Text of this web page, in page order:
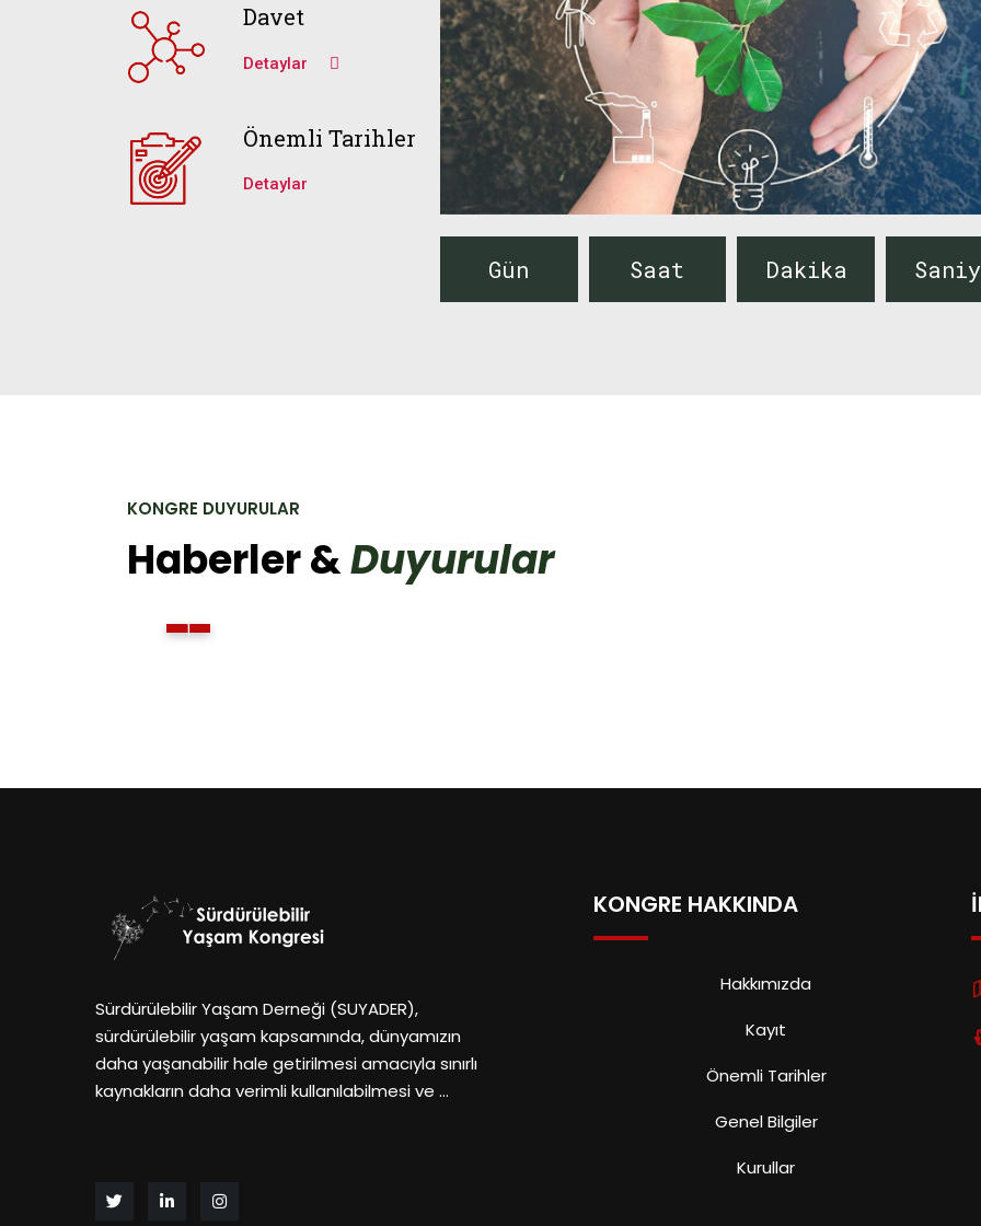
Davet
Detaylar
Önemli Tarihler
Detaylar
Gün Saat Dakika
KONGRE DUYURULAR
Haberler &Duyurular
1
Sürdürülebilir Yaşam Derneği (SUYADER),
sürdürülebilir yaşam kapsamında, dünyamızın
daha yaşanabilir hale getirilmesi amacıyla sınırlı
kaynakların daha verimli kullanılabilmesi ve …
KONGRE HAKKINDA
Hakkımızda
Kayıt
Önemli Tarihler
Genel Bilgiler
Kurullar